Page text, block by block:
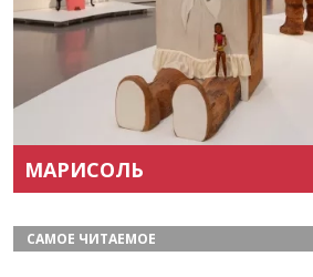
МАРИСОЛЬ
САМОЕ ЧИТАЕМОЕ